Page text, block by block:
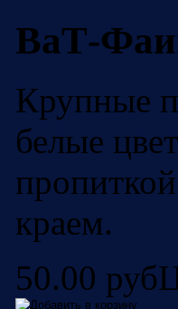
ВаТ-
Крупные
белые
краем.
50.00 руб